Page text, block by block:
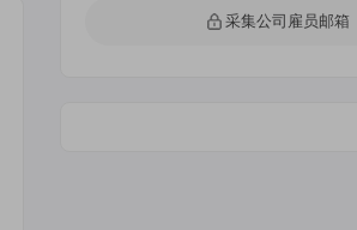
采集公司雇员邮箱